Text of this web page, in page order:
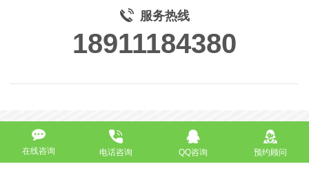
服务热线
18911184380
高端网站定制 响应式网站
在线咨询 电话咨询 QQ咨询 预约顾问